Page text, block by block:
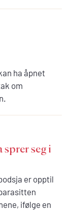
ha åpnet
om
seg i
er opptil
ifølge en